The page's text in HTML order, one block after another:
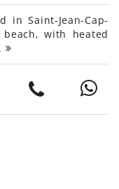
in Saint-Jean-Cap-
with heated